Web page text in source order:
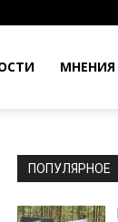
МНЕНИЯ
ПОПУЛЯРНОЕ